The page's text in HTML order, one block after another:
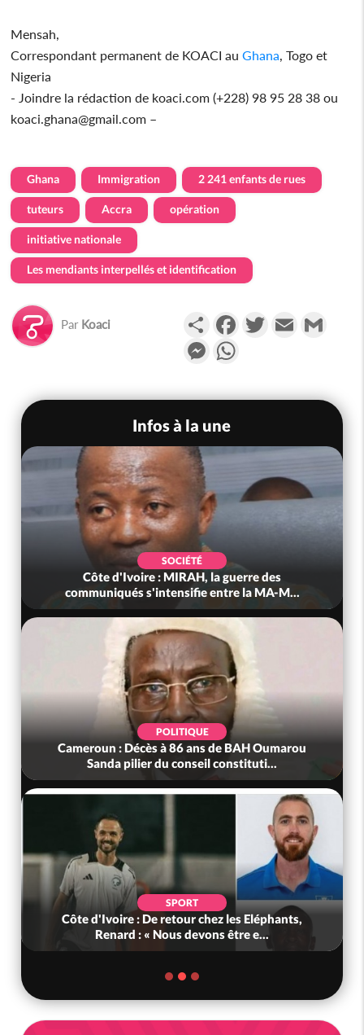
Mensah,
Correspondant permanent de KOACI auGhana , Togo et
Nigeria
- Joindre la rédaction de koaci.com (+228) 98 95 28 38 ou
koaci.ghana@gmail.com –
Ghana Immigration 2 241 enfants de rues
tuteurs Accra opération
initiative nationale
Les mendiants interpellés et identification
Par Koaci PartagerFacebookTwitterEmail
Messenger
Infos à la une
SOCIÉTÉ
Côte d'Ivoire : MIRAH, la guerre des
communiqués s'intensifie entre la MA-M...
POLITIQUE
Cameroun : Décès à 86 ans de BAH Oumarou
Sanda pilier du conseil constituti...
SPORT
Côte d'Ivoire : De retour chez les Eléphants,
Renard : « Nous devons être e...